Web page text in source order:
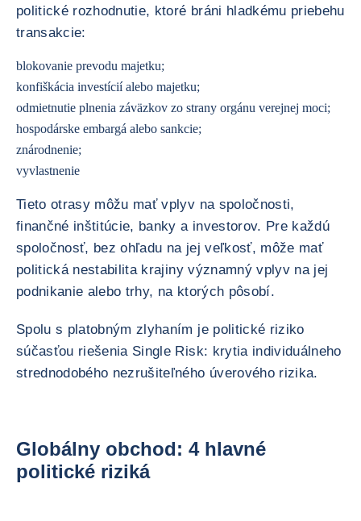
politické rozhodnutie, ktoré bráni hladkému priebehu
transakcie:
blokovanie prevodu majetku;
konfiškácia investícií alebo majetku;
odmietnutie plnenia záväzkov zo strany orgánu verejnej moci;
hospodárske embargá alebo sankcie;
znárodnenie;
vyvlastnenie
Tieto otrasy môžu mať vplyv na spoločnosti,
finančné inštitúcie, banky a investorov. Pre každú
spoločnosť, bez ohľadu na jej veľkosť, môže mať
politická nestabilita krajiny významný vplyv na jej
podnikanie alebo trhy, na ktorých pôsobí.
Spolu s platobným zlyhaním je politické riziko
súčasťou riešenia Single Risk: krytia individuálneho
strednodobého nezrušiteľného úverového rizika.
Globálny obchod: 4 hlavné
politické riziká